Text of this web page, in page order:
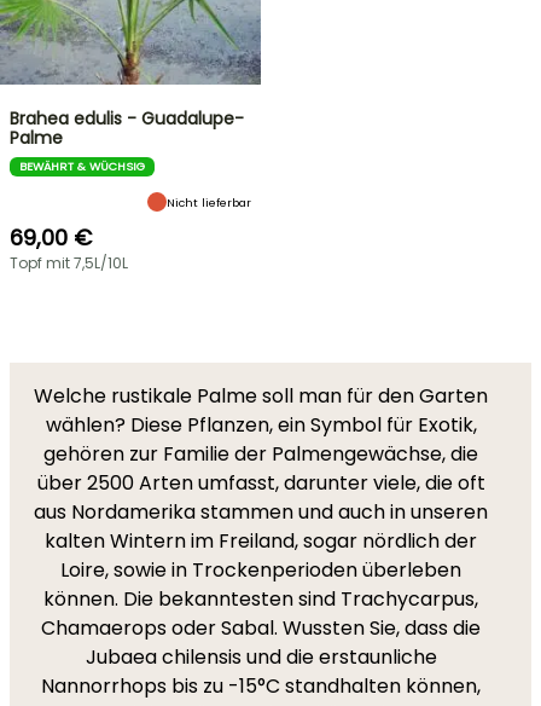
Brahea edulis - Guadalupe-
Palme
BEWÄHRT & WÜCHSIG
Nicht lieferbar
69,00 €
Topf mit 7,5L/10L
Welche rustikale Palme soll man für den Garten
wählen? Diese Pflanzen, ein Symbol für Exotik,
gehören zur Familie der Palmengewächse, die
über 2500 Arten umfasst, darunter viele, die oft
aus Nordamerika stammen und auch in unseren
kalten Wintern im Freiland, sogar nördlich der
Loire, sowie in Trockenperioden überleben
können. Die bekanntesten sind Trachycarpus,
Chamaerops oder Sabal. Wussten Sie, dass die
Jubaea chilensis und die erstaunliche
Nannorrhops bis zu -15°C standhalten können,